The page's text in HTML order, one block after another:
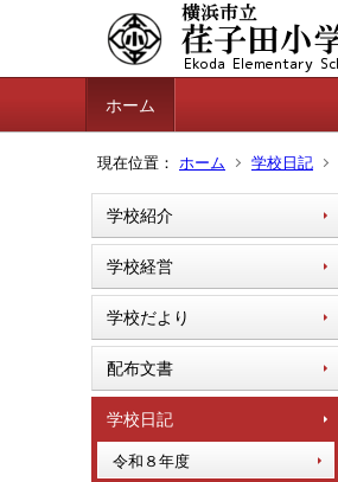
ホーム
現在位置： ホーム 学校日記
学校紹介
学校経営
学校だより
配布文書
学校日記
令和８年度